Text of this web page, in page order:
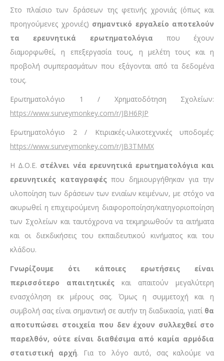
Στο πλαίσιο των δράσεων της φετινής χρονιάς (όπως και
προηγούμενες χρονιές) σημαντικό εργαλείο αποτελούν
τα ερευνητικά ερωτηματολόγια που έχουν
διαμορφωθεί, η επεξεργασία τους, η μελέτη τους και η
προβολή συμπερασμάτων που εξάγονται από τα δεδομένα
τους.
Ερωτηματολόγιο 1 / Χρηματοδότηση Σχολείων:
https://www.surveymonkey.com/r/JBH6RJP
Ερωτηματολόγιο 2 / Κτιριακές-υλικοτεχνικές υποδομές:
https://www.surveymonkey.com/r/JB3TMMX
Η Δ.Ο.Ε. στέλνει νέα ερευνητικά ερωτηματολόγια και
ερευνητικές καταγραφέςπου δημιουργήθηκαν για την
υλοποίηση των δράσεων των ενιαίων κειμένων, με στόχο να
ακυρωθεί η επιχειρούμενη διαφοροποίηση/κατηγοριοποίηση
των Σχολείων και ταυτόχρονα να τεκμηριωθούν τα αιτήματα
και οι διεκδικήσεις του εκπαιδευτικού κινήματος και του
κλάδου.
Γνωρίζουμε ότι κάποιες ερωτήσεις είναι
περισσότερο απαιτητικές και απαιτούν μεγαλύτερη
ενασχόληση εκ μέρους σας. Όμως η συμμετοχή και η
συμβολή σας είναι σημαντική σε αυτήν τη διαδικασία, γιατί θα
αποτυπώσει στοιχεία που δεν έχουν συλλεχθεί στο
παρελθόν, ούτε είναι διαθέσιμα από καμία αρμόδια
στατιστική αρχή. Για το λόγο αυτό, σας καλούμε να